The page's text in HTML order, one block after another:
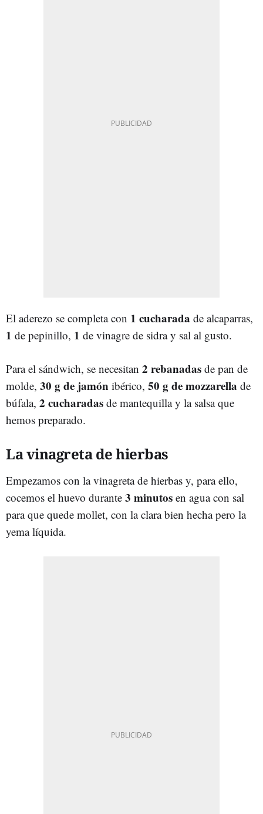
El aderezo se completa con 1 cucharada de alcaparras,
1 de pepinillo, 1 de vinagre de sidra y sal al gusto.
Para el sándwich, se necesitan 2 rebanadas de pan de
molde, 30 g de jamón ibérico, 50 g de mozzarella de
búfala, 2 cucharadas de mantequilla y la salsa que
hemos preparado.
La vinagreta de hierbas
Empezamos con la vinagreta de hierbas y, para ello,
cocemos el huevo durante 3 minutos en agua con sal
para que quede mollet, con la clara bien hecha pero la
yema líquida.